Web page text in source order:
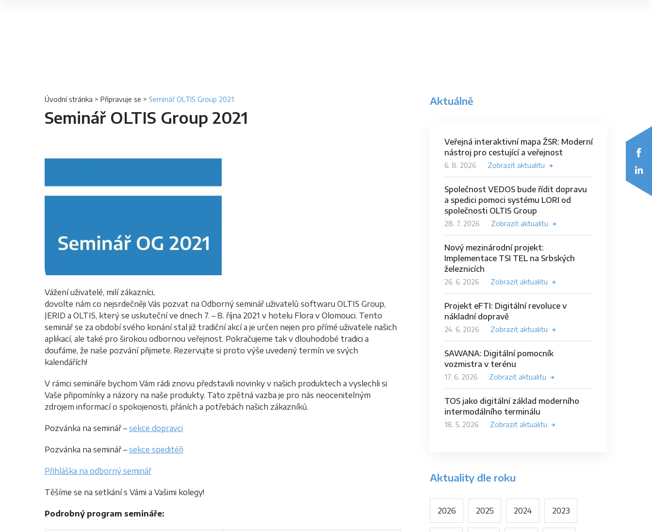
Úvodní stránka > Připravuje se > Seminář OLTIS Group 2021
Seminář OLTIS Group 2021
Vážení uživatelé, milí zákazníci,
dovolte nám co nejsrdečněji Vás pozvat na Odborný seminář uživatelů softwaru OLTIS Group,
JERID a OLTIS, který se uskuteční ve dnech 7. – 8. října 2021 v hotelu Flora v Olomouci. Tento
seminář se za období svého konání stal již tradiční akcí a je určen nejen pro přímé uživatele našich
aplikací, ale také pro širokou odbornou veřejnost. Pokračujeme tak v dlouhodobé tradici a
doufáme, že naše pozvání přijmete. Rezervujte si proto výše uvedený termín ve svých
kalendářích!
V rámci semináře bychom Vám rádi znovu představili novinky v našich produktech a vyslechli si
Vaše připomínky a názory na naše produkty. Tato zpětná vazba je pro nás neocenitelným
zdrojem informací o spokojenosti, přáních a potřebách našich zákazníků.
Pozvánka na seminář – sekce dopravci
Pozvánka na seminář – sekce speditéři
Přihláška na odborný seminář
Těšíme se na setkání s Vámi a Vašimi kolegy!
Podrobný program semináře:
Aktuálně
Veřejná interaktivní mapa ŽSR: Moderní
nástroj pro cestující a veřejnost
6. 8. 2026 Zobrazit aktualitu
Společnost VEDOS bude řídit dopravu
a spedici pomoci systému LORI od
společnosti OLTIS Group
28. 7. 2026 Zobrazit aktualitu
Nový mezinárodní projekt:
Implementace TSI TEL na Srbských
železnicích
26. 6. 2026 Zobrazit aktualitu
Projekt eFTI: Digitální revoluce v
nákladní dopravě
24. 6. 2026 Zobrazit aktualitu
SAWANA: Digitální pomocník
vozmistra v terénu
17. 6. 2026 Zobrazit aktualitu
TOS jako digitální základ moderního
intermodálního terminálu
18. 5. 2026 Zobrazit aktualitu
Aktuality dle roku
2026 2025 2024 2023